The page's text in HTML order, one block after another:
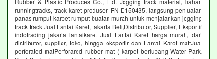
Rubber & Plastic Produces Co., Ltd. Jogging track material, bahan
runningtracks, track karet produsen FN D150435. langsung penjualan
panas rumput karpet rumput buatan murah untuk menjalankan jogging
track track Jual Lantai Karet, jakarta Beli,Distributor, Supplier, Eksportir
indotrading jakarta lantaikaret Jual Lantai Karet harga murah, dari
distributor, supplier, toko, hingga eksportir dan Lantai Karet mattJual
perforated matPerforared rubber mat ( karpet berlubang Water Park,